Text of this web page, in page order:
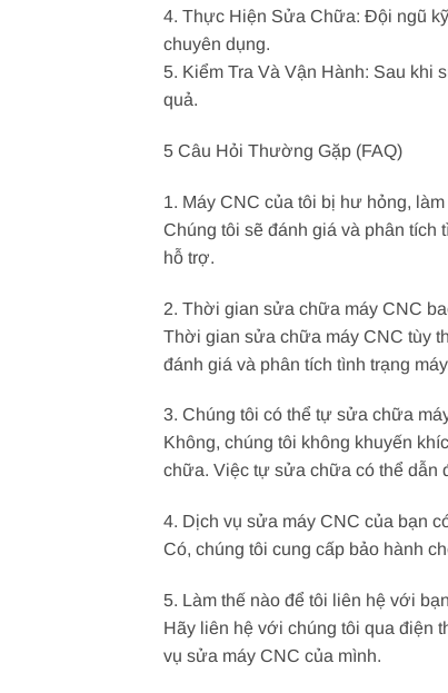
4. Thực Hiện Sửa Chữa: Đội ngũ
chuyên dụng.
5. Kiểm Tra Và Vận Hành: Sau khi
quả.
5 Câu Hỏi Thường Gặp (FAQ)
1. Máy CNC của tôi bị hư hỏng,
Chúng tôi sẽ đánh giá và phân tích
hỗ trợ.
2. Thời gian sửa chữa máy CNC
Thời gian sửa chữa máy CNC tùy
đánh giá và phân tích tình trạng
3. Chúng tôi có thể tự sửa chữa
Không, chúng tôi không khuyến
chữa. Việc tự sửa chữa có thể dẫn
4. Dịch vụ sửa máy CNC của bạn
Có, chúng tôi cung cấp bảo hành
5. Làm thế nào để tôi liên hệ với
Hãy liên hệ với chúng tôi qua điện
vụ sửa máy CNC của mình.